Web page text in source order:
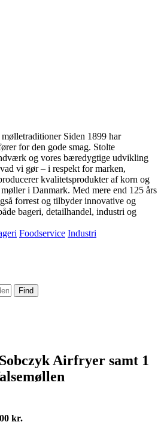
Siden 1899 har
for den gode smag. Stolte
og vores bæredygtige udvikling
vi gør – i respekt for marken,
kvalitetsprodukter af korn og
i Danmark. Med mere end 125 års
forrest og tilbyder innovative og
bageri, detailhandel, industri og
Foodservice Industri
Find
Airfryer samt 1
kr.